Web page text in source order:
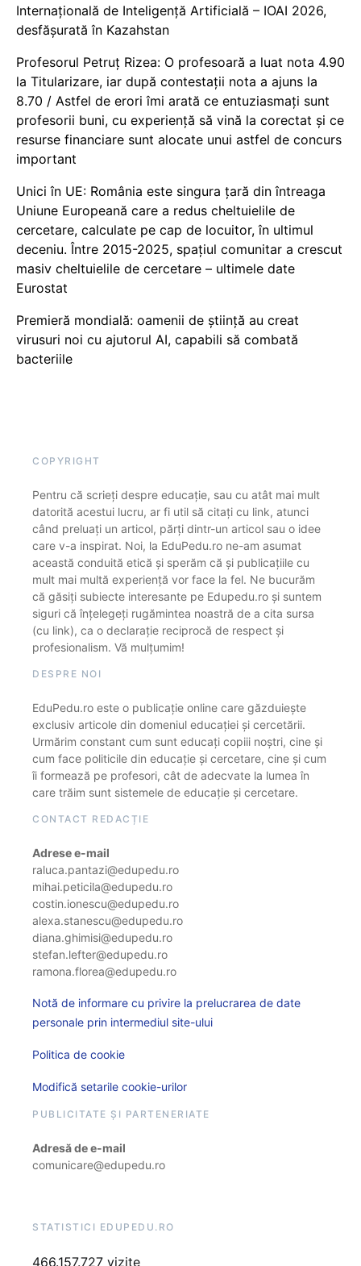
Internațională de Inteligență Artificială – IOAI 2026,
desfășurată în Kazahstan
Profesorul Petruț Rizea: O profesoară a luat nota 4.90
la Titularizare, iar după contestații nota a ajuns la
8.70 / Astfel de erori îmi arată ce entuziasmați sunt
profesorii buni, cu experiență să vină la corectat și ce
resurse financiare sunt alocate unui astfel de concurs
important
Unici în UE: România este singura țară din întreaga
Uniune Europeană care a redus cheltuielile de
cercetare, calculate pe cap de locuitor, în ultimul
deceniu. Între 2015-2025, spațiul comunitar a crescut
masiv cheltuielile de cercetare – ultimele date
Eurostat
Premieră mondială: oamenii de știință au creat
virusuri noi cu ajutorul AI, capabili să combată
bacteriile
COPYRIGHT
Pentru că scrieți despre educație, sau cu atât mai mult
datorită acestui lucru, ar fi util să citați cu link, atunci
când preluați un articol, părți dintr-un articol sau o idee
care v-a inspirat. Noi, la EduPedu.ro ne-am asumat
această conduită etică și sperăm că și publicațiile cu
mult mai multă experiență vor face la fel. Ne bucurăm
că găsiți subiecte interesante pe Edupedu.ro și suntem
siguri că înțelegeți rugămintea noastră de a cita sursa
(cu link), ca o declarație reciprocă de respect și
profesionalism. Vă mulțumim!
DESPRE NOI
EduPedu.ro este o publicație online care găzduiește
exclusiv articole din domeniul educației și cercetării.
Urmărim constant cum sunt educați copiii noștri, cine și
cum face politicile din educație și cercetare, cine și cum
îi formează pe profesori, cât de adecvate la lumea în
care trăim sunt sistemele de educație și cercetare.
CONTACT REDACȚIE
Adrese e-mail
raluca.pantazi@edupedu.ro
mihai.peticila@edupedu.ro
costin.ionescu@edupedu.ro
alexa.stanescu@edupedu.ro
diana.ghimisi@edupedu.ro
stefan.lefter@edupedu.ro
ramona.florea@edupedu.ro
Notă de informare cu privire la prelucrarea de date
personale prin intermediul site-ului
Politica de cookie
Modifică setarile cookie-urilor
PUBLICITATE ȘI PARTENERIATE
Adresă de e-mail
comunicare@edupedu.ro
STATISTICI EDUPEDU.RO
466.157.727 vizite